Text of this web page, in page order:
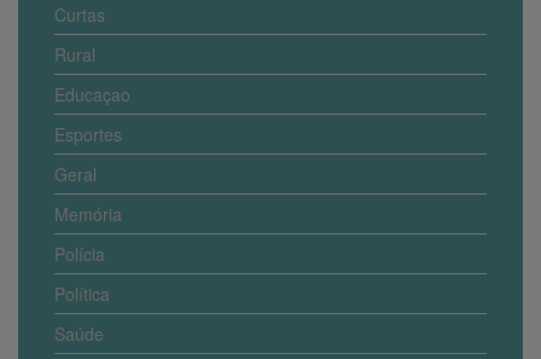
Curtas
Rural
Educaçao
Esportes
Geral
Memória
Polícia
Política
Saúde